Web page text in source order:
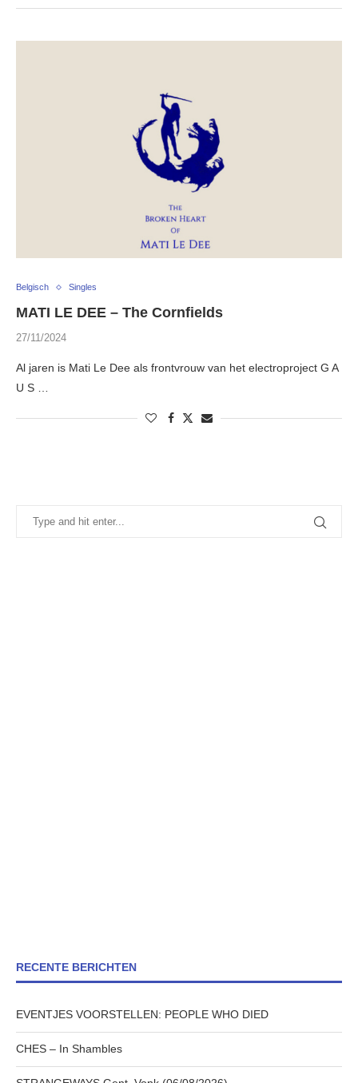
Belgisch Singles
MATI LE DEE – The Cornfields
27/11/2024
Al jaren is Mati Le Dee als frontvrouw van het electroproject G A
U S …
RECENTE BERICHTEN
EVENTJES VOORSTELLEN: PEOPLE WHO DIED
CHES – In Shambles